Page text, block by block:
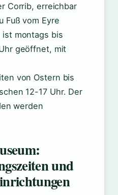
Corrib, erreichbar
Fuß vom Eyre
ist montags bis
geöffnet, mit
von Ostern bis
12-17 Uhr. Der
werden
und